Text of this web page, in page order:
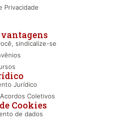
vantagens
sindicalize-se
Jurídico
Coletivos
Cookies
de dados
Privacidade